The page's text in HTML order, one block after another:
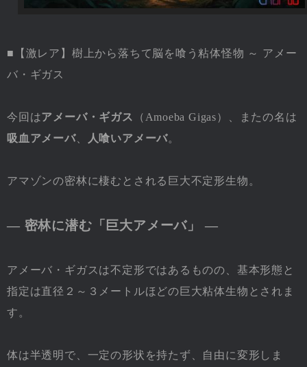
■【激レア】樹上から落ちて脳を喰う粘体怪物 ～ アメー
バ・ギガス
今回はアメーバ・ギガス
（Amoeba Gigas）、またの名は
吸血アメーバ、 人喰いアメーバ。
アマゾンの密林に棲むとされる巨大不定形生物。
― 密林に潜む「巨大アメーバ」 ―
アメーバ・ギガスは不定形ではあるものの、基本形態と
指定は直径２～３メートルほどの巨大粘体生物とされま
す。
体は半透明で、一定の形状を持たず、自由に変形しま